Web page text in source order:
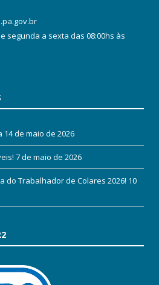
segunda a sexta das 08:00hs às
14 de maio de 2026
7 de maio de 2026
do Trabalhador de Colares 2026! 10